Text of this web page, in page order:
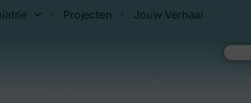
Projecten Jouw Verhaal
Zoeken